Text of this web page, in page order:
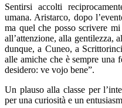
Sentirsi accolti
umana. Aristarco, dopo
ma quel che posso scrivere
all’attenzione, alla gentilezza,
dunque, a Cuneo, a
alle amiche che è sempre una
desidero: ve vojo bene”.
Un plauso alla classe per
per una curiosità e un